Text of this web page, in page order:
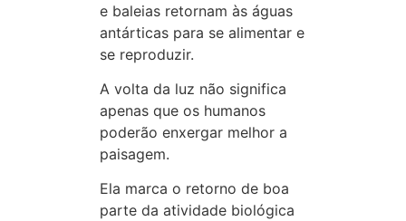
e baleias retornam às águas
antárticas para se alimentar e
se reproduzir.
A volta da luz não significa
apenas que os humanos
poderão enxergar melhor a
paisagem.
Ela marca o retorno de boa
parte da atividade biológica